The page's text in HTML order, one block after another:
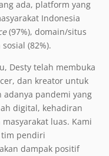
ada, platform yang
Indonesia
(97%), domain/situs
(82%).
Desty telah membuka
dan kreator untuk
adanya pandemi yang
digital, kehadiran
luas. Kami
tim pendiri
dampak positif